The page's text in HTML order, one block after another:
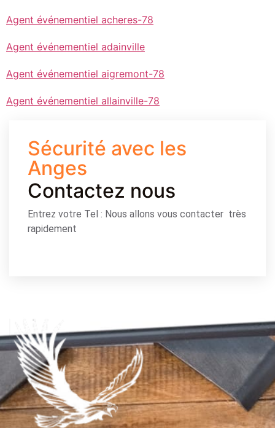
Agent événementiel acheres-78
Agent événementiel adainville
Agent événementiel aigremont-78
Agent événementiel allainville-78
Sécurité avec les
Anges
Contactez nous
Entrez votre Tel : Nous allons vous contacter très
rapidement